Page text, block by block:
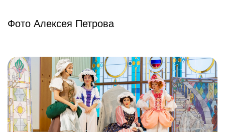
Фото Алексея Петрова